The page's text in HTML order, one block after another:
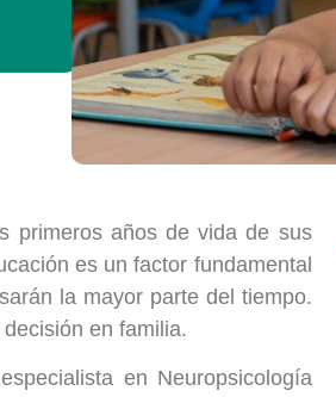
primeros años de vida de sus
es un factor fundamental
la mayor parte del tiempo.
en familia.
en Neuropsicología